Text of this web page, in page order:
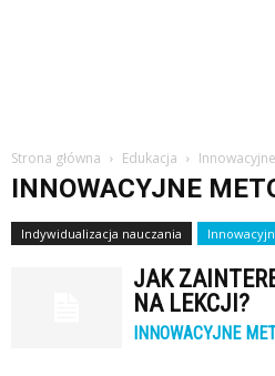
Strona główna Edukacja
INNOWACYJNE
Indywidualizacja nauczania
JAK
NA LEKCJI?
INNOWACYJNE